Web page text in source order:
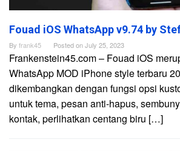
Fouad iOS WhatsApp v9.74 by
By frank45 Posted onJuly 25, 2023
Frankenstein45.com – Fouad iOS
WhatsApp MOD iPhone style terbaru
dikembangkan dengan fungsi opsi
untuk tema, pesan anti-hapus,
kontak, perlihatkan centang biru […]